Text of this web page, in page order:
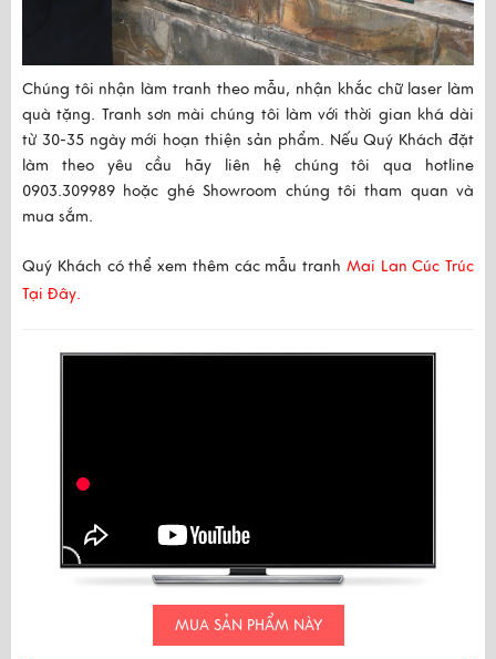
Chúng tôi nhận làm tranh theo mẫu, nhận khắc chữ laser làm
quà tặng. Tranh sơn mài chúng tôi làm với thời gian khá dài
từ 30-35 ngày mới hoạn thiện sản phẩm. Nếu Quý Khách đặt
làm theo yêu cầu hãy liên hệ chúng tôi qua hotline
0903.309989 hoặc ghé Showroom chúng tôi tham quan và
mua sắm.
Quý Khách có thể xem thêm các mẫu tranh Mai Lan Cúc Trúc
Tại Đây.
MUA SẢN PHẨM NÀY